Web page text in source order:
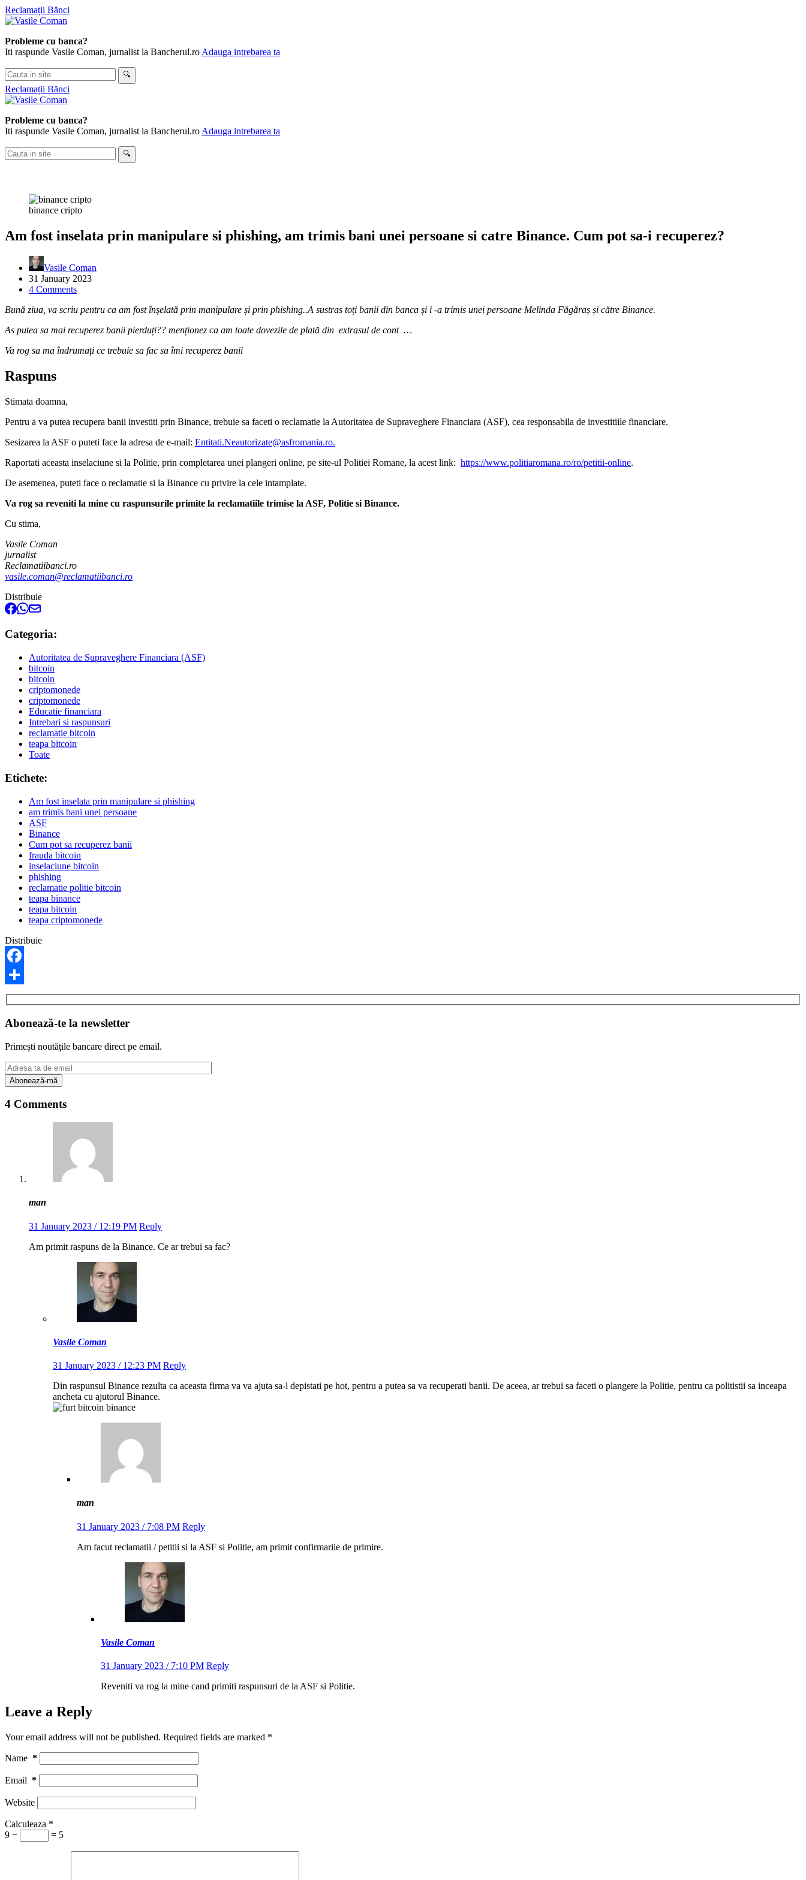
Skip
to
Reclamații Bănci
Probleme cu banca?
Iti raspunde Vasile Coman, jurnalist la Bancherul.ro Adauga intrebarea ta
Cauta
in
site
🔍
Reclamații Bănci
Probleme cu banca?
Iti raspunde Vasile Coman, jurnalist la Bancherul.ro Adauga intrebarea ta
Cauta
in
🔍
binance cripto
Am fost inselata prin manipulare si phishing, am trimis bani unei persoane si catre Binance. Cum pot sa-i recuperez?
Vasile Coman
31 January 2023
4 Comments
Bună ziua, va scriu pentru ca am fost înșelată prin manipulare și prin phishing..A sustras toți banii din banca și i -a trimis unei persoane Melinda Făgăraș și către Binance.
As putea sa mai recuperez banii pierduți?? menționez ca am toate dovezile de plată din extrasul de cont …
Va rog sa ma îndrumați ce trebuie sa fac sa îmi recuperez banii
Raspuns
Stimata doamna,
Pentru a va putea recupera banii investiti prin Binance, trebuie sa faceti o reclamatie la Autoritatea de Supraveghere Financiara (ASF), cea responsabila de investitiile financiare.
Sesizarea la ASF o puteti face la adresa de e-mail: Entitati.Neautorizate@asfromania.ro.
Raportati aceasta inselaciune si la Politie, prin completarea unei plangeri online, pe site-ul Politiei Romane, la acest link: https://www.politiaromana.ro/ro/petitii-online.
De asemenea, puteti face o reclamatie si la Binance cu privire la cele intamplate.
Va rog sa reveniti la mine cu raspunsurile primite la reclamatiile trimise la ASF, Politie si Binance.
Cu stima,
Vasile Coman
jurnalist
Reclamatiibanci.ro
vasile.coman@reclamatiibanci.ro
Distribuie
Categoria:
Autoritatea de Supraveghere Financiara (ASF)
bitcoin
bitcoin
criptomonede
criptomonede
Educatie financiara
Intrebari si raspunsuri
reclamatie bitcoin
teapa bitcoin
Toate
Etichete:
Am fost inselata prin manipulare si phishing
am trimis bani unei persoane
ASF
Binance
Cum pot sa recuperez banii
frauda bitcoin
inselaciune bitcoin
phishing
reclamatie politie bitcoin
teapa binance
teapa bitcoin
teapa criptomonede
Distribuie
Facebook
Share
Abonează-te la newsletter
Primești noutățile bancare direct pe email.
4 Comments
man
31 January 2023 / 12:19 PM Reply
Am primit raspuns de la Binance. Ce ar trebui sa fac?
Vasile Coman
31 January 2023 / 12:23 PM Reply
Din raspunsul Binance rezulta ca aceasta firma va va ajuta sa-l depistati pe hot, pentru a putea sa va recuperati banii. De aceea, ar trebui sa faceti o plangere la Politie, pentru ca politistii sa inceapa
ancheta cu ajutorul Binance.
man
31 January 2023 / 7:08 PM Reply
Am facut reclamatii / petitii si la ASF si Politie, am primit confirmarile de primire.
Vasile Coman
31 January 2023 / 7:10 PM Reply
Reveniti va rog la mine cand primiti raspunsuri de la ASF si Politie.
Leave a Reply
Your email address will not be published. Required fields are marked *
Name *
Email *
Website
Calculeaza *
9 −
= 5